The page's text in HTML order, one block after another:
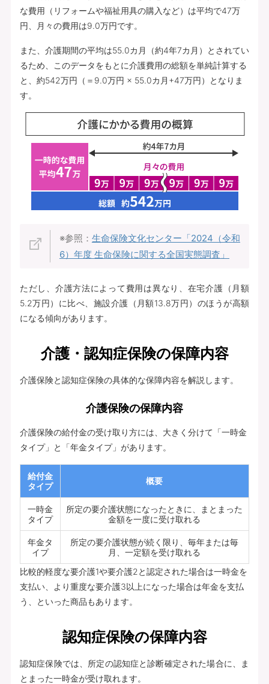
な費用（リフォームや福祉用具の購入など）は平均で47万
円、月々の費用は9.0万円です。
また、介護期間の平均は55.0カ月（約4年7カ月）とされてい
るため、このデータをもとに介護費用の総額を単純計算する
と、約542万円（＝9.0万円 × 55.0カ月+47万円）となりま
す。
※参照： 生命保険文化センター「2024（令和
6）年度 生命保険に関する全国実態調査」
ただし、介護方法によって費用は異なり、在宅介護（月額
5.2万円）に比べ、施設介護（月額13.8万円）のほうが高額
になる傾向があります。
介護・認知症保険の保障内容
介護保険と認知症保険の具体的な保障内容を解説します。
介護保険の保障内容
介護保険の給付金の受け取り方には、大きく分けて「一時金
タイプ」と「年金タイプ」があります。
給付金
タイプ
概要
一時金
タイプ
所定の要介護状態になったときに、まとまった
金額を一度に受け取れる
年金タ
イプ
所定の要介護状態が続く限り、毎年または毎
月、一定額を受け取れる
比較的軽度な要介護1や要介護2と認定された場合は一時金を
支払い、より重度な要介護3以上になった場合は年金を支払
う、といった商品もあります。
認知症保険の保障内容
認知症保険では、所定の認知症と診断確定された場合に、ま
とまった一時金が受け取れます。